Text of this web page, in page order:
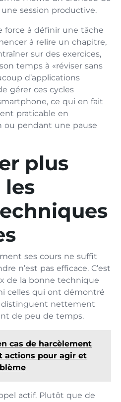
session productive.
force à définir une tâche
à relire un chapitre,
sur des exercices,
temps à «réviser sans
d’applications
gérer ces cycles
ce qui en fait
praticable en
ou pendant une pause
plus
les
ses cours ne suffit
n’est pas efficace. C’est
de la bonne technique
celles qui ont démontré
distinguent nettement
de peu de temps.
cas de harcèlement
actions pour agir et
actif. Plutôt que de